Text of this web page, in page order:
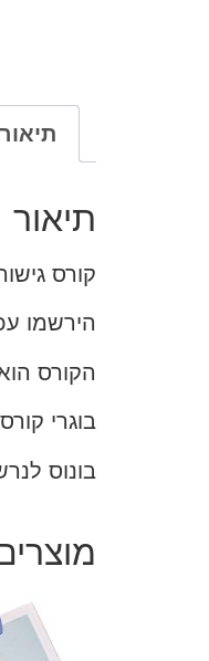
תיאור
תיאור
קורס
הירשמו
הקורס
בוגרי
בונוס